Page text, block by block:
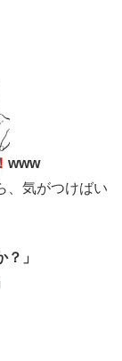
www
、気がつけばい
」
」